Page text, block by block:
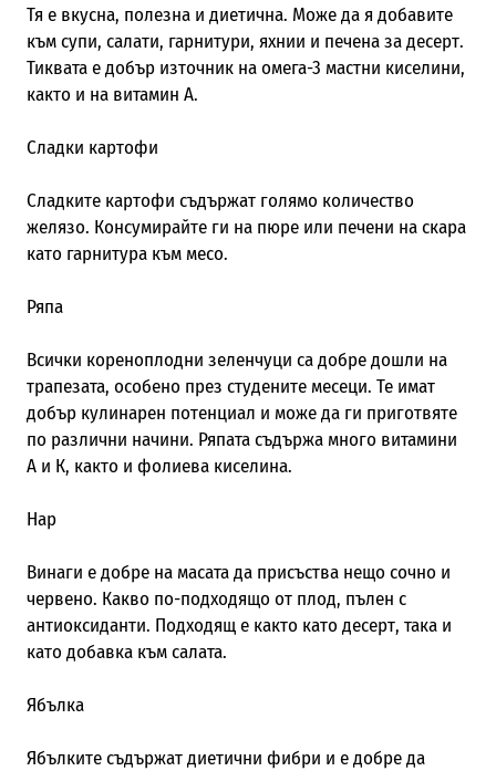
Тя е вкусна, полезна и диетична. Може да я добавите
към супи, салати, гарнитури, яхнии и печена за десерт.
Тиквата е добър източник на омега-3 мастни киселини,
както и на витамин А.
Сладки картофи
Сладките картофи съдържат голямо количество
желязо. Консумирайте ги на пюре или печени на скара
като гарнитура към месо.
Ряпа
Всички кореноплодни зеленчуци са добре дошли на
трапезата, особено през студените месеци. Те имат
добър кулинарен потенциал и може да ги приготвяте
по различни начини. Ряпата съдържа много витамини
А и К, както и фолиева киселина.
Нар
Винаги е добре на масата да присъства нещо сочно и
червено. Какво по-подходящо от плод, пълен с
антиоксиданти. Подходящ е както като десерт, така и
като добавка към салата.
Ябълка
Ябълките съдържат диетични фибри и е добре да